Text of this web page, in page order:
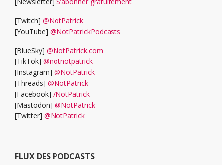
[Twitch] @NotPatrick
[YouTube] @NotPatrickPodcasts
[BlueSky] @NotPatrick.com
[TikTok] @notnotpatrick
[Instagram] @NotPatrick
[Threads] @NotPatrick
[Facebook] /NotPatrick
[Mastodon] @NotPatrick
[Twitter] @NotPatrick
FLUX DES PODCASTS